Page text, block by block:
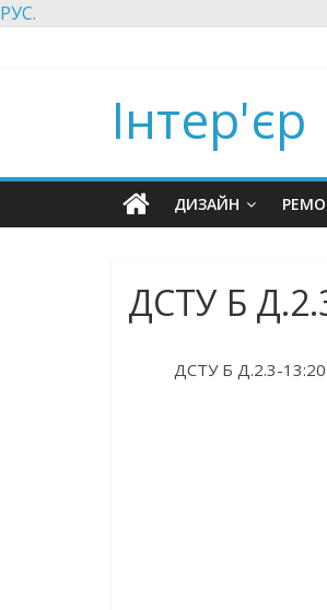
РУС.
Інтер'єр
ДИЗАЙН
ДСТУ Б
ДСТУ Б Д.2.3-